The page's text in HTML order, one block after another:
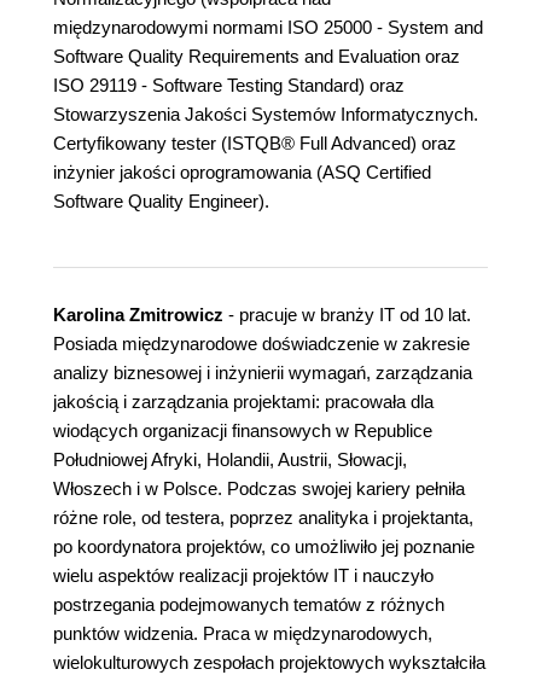
międzynarodowymi normami ISO 25000 - System and
Software Quality Requirements and Evaluation oraz
ISO 29119 - Software Testing Standard) oraz
Stowarzyszenia Jakości Systemów Informatycznych.
Certyfikowany tester (ISTQB® Full Advanced) oraz
inżynier jakości oprogramowania (ASQ Certified
Software Quality Engineer).
Karolina Zmitrowicz - pracuje w branży IT od 10 lat.
Posiada międzynarodowe doświadczenie w zakresie
analizy biznesowej i inżynierii wymagań, zarządzania
jakością i zarządzania projektami: pracowała dla
wiodących organizacji finansowych w Republice
Południowej Afryki, Holandii, Austrii, Słowacji,
Włoszech i w Polsce. Podczas swojej kariery pełniła
różne role, od testera, poprzez analityka i projektanta,
po koordynatora projektów, co umożliwiło jej poznanie
wielu aspektów realizacji projektów IT i nauczyło
postrzegania podejmowanych tematów z różnych
punktów widzenia. Praca w międzynarodowych,
wielokulturowych zespołach projektowych wykształciła